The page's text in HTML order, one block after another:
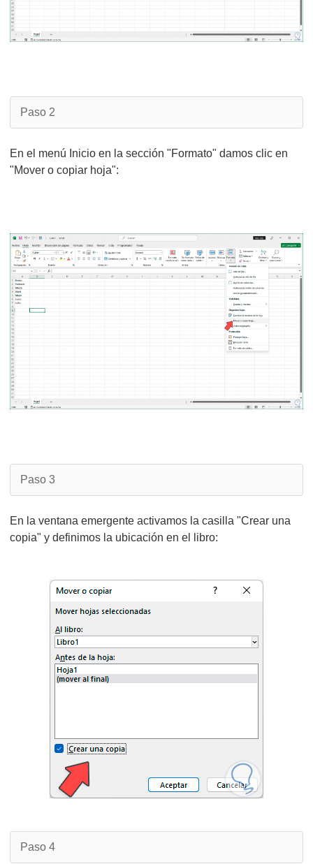
Paso 2
En el menú Inicio en la sección "Formato" damos clic en
"Mover o copiar hoja":
Paso 3
En la ventana emergente activamos la casilla "Crear una
copia" y definimos la ubicación en el libro:
Paso 4